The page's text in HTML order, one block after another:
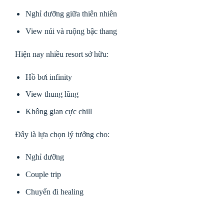
Nghỉ dưỡng giữa thiên nhiên
View núi và ruộng bậc thang
Hiện nay nhiều resort sở hữu:
Hồ bơi infinity
View thung lũng
Không gian cực chill
Đây là lựa chọn lý tưởng cho:
Nghỉ dưỡng
Couple trip
Chuyến đi healing